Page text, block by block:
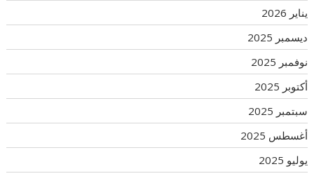
يناير 2026
ديسمبر 2025
نوفمبر 2025
أكتوبر 2025
سبتمبر 2025
أغسطس 2025
يوليو 2025